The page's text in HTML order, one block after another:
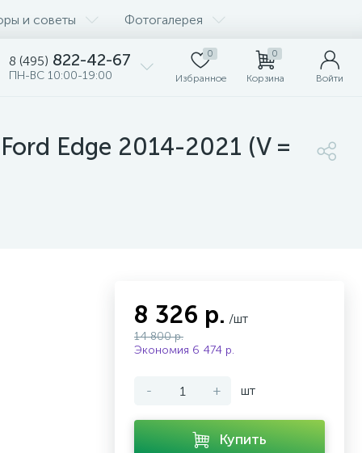
и советы Фотогалерея
8 (495) 822-42-67
ПН-ВС 10:00-19:00
0
Избранное
0
Корзина Войти
Edge 2014-2021 (V =
8 326 р. /шт
14 800 р.
Экономия 6 474 р.
- + шт
Купить